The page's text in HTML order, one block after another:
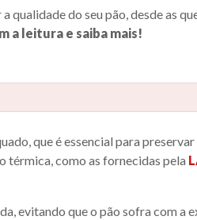
do seu pão, desde as
a leitura e saiba mais!
que é essencial para preservar
térmica, como as fornecidas pela
evitando que o pão sofra com a